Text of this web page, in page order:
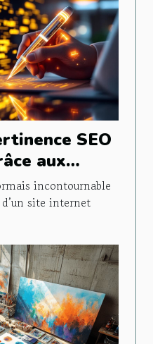
SEO
aux
rédacteurs
incontournable
site internet